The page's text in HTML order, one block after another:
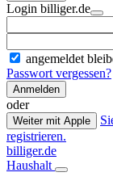
Login billiger.de
angemeldet
Passwort vergessen?
Anmelden
oder
Weiter mit Apple
registrieren.
billiger.de
Haushalt